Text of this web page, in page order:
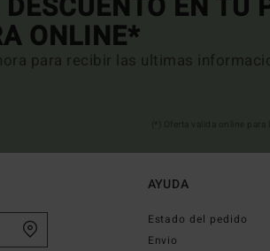
ONLINE*
para recibir las ultimas
AYUDA
Estado del pedido
Envio